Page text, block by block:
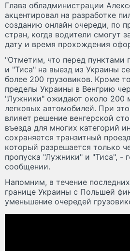
Глава обладминистрации
акцентировал на разработке
созданию онлайн очереди, по
стран, когда водители смогут
дату и время прохождения
"Отметим, что перед пунктами
и "Тиса" на выезд из Украины
более 200 грузовиков. Кроме
пределы Украины в Венгрию
"Лужники" ожидают около 200
легковых автомобилей. При
влияет решение венгерской
въезда для многих категорий
сохраняется транзитный
который разрешается только
пропуска "Лужники" и "Тиса", -
сообщении.
Напомним, в течение
границе Украины с Польшей
уменьшение очередей